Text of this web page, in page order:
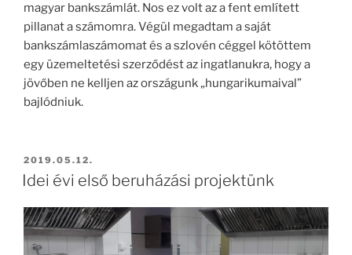
magyar bankszámlát. Nos ez volt az a fent említett
pillanat a számomra. Végül megadtam a saját
bankszámlaszámomat és a szlovén céggel kötöttem
egy üzemeltetési szerződést az ingatlanukra, hogy a
jövőben ne kelljen az országunk „hungarikumaival”
bajlódniuk.
2019.05.12.
Idei évi első beruházási projektünk